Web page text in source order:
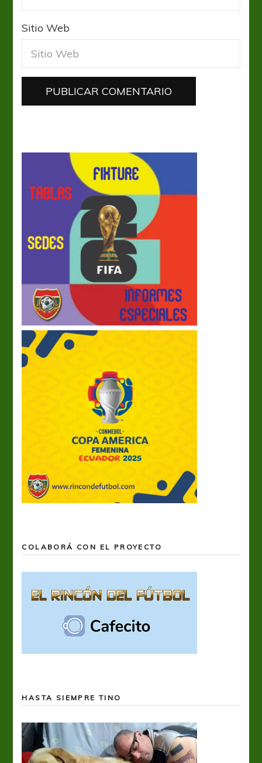
Sitio Web
COLABORÁ CON EL PROYECTO
HASTA SIEMPRE TINO